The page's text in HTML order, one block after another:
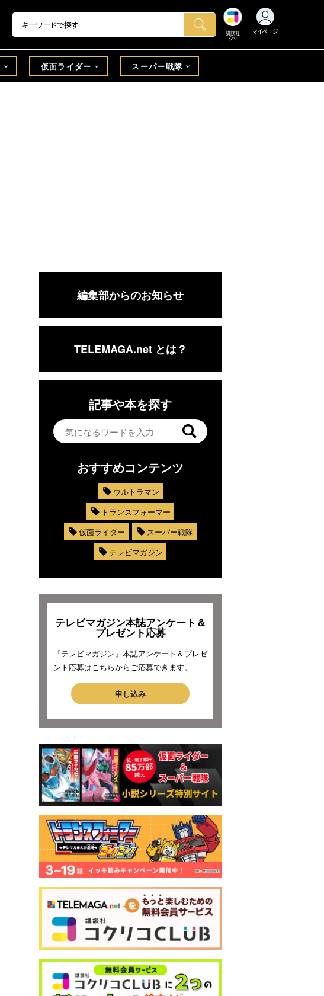
講談社
コクリコ
マイページ
仮面ライダー スーパー戦隊
編集部からのお知らせ
TELEMAGA.net とは？
記事や本を探す
おすすめコンテンツ
ウルトラマン
トランスフォーマー
仮面ライダー
スーパー戦隊
テレビマガジン
テレビマガジン本誌アンケート＆
プレゼント応募
『テレビマガジン』本誌アンケート＆プレゼ
ント応募はこちらからご応募できます。
申し込み